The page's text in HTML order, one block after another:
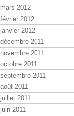
mars 2012
février 2012
janvier 2012
décembre 2011
novembre 2011
octobre 2011
septembre 2011
août 2011
juillet 2011
juin 2011